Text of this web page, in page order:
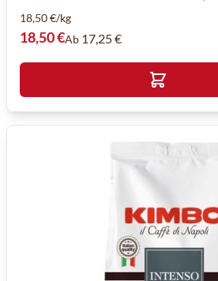
18,50 €/kg
18,50 €Ab 17,25 €